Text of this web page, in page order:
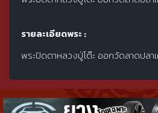
รายละเอียดพระ :
พระปิดตาหลวงปู่โต๊ะ ออกวัดลาดปลา